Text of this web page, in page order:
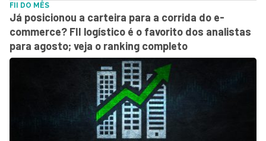
FII DO MÊS
Já posicionou a carteira para a corrida do e-
commerce? FII logístico é o favorito dos analistas
para agosto; veja o ranking completo